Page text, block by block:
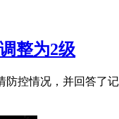
整为2级
控情况，并回答